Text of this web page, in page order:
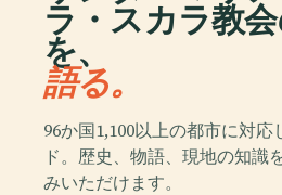
ラ・スカラ教
を、
語る。
96か国1,100以上の都市に対応
ド。歴史、物語、現地の知識
みいただけます。